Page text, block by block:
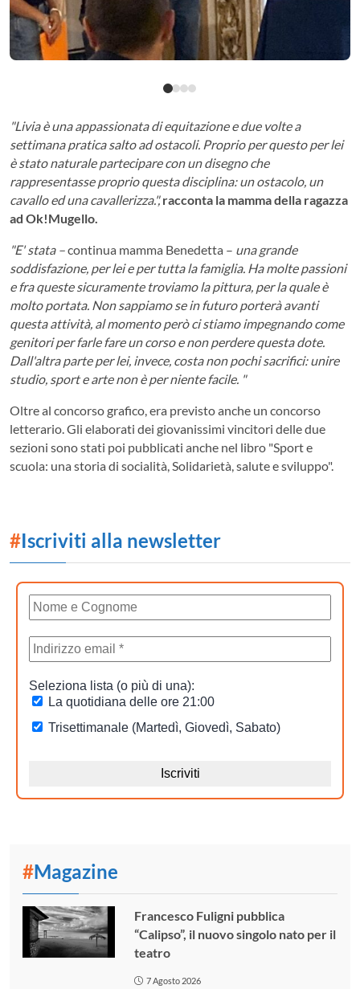
"Livia è una appassionata di equitazione e due volte a
settimana pratica salto ad ostacoli. Proprio per questo per lei
è stato naturale partecipare con un disegno che
rappresentasse proprio questa disciplina: un ostacolo, un
cavallo ed una cavallerizza.",racconta la mamma della ragazza
ad Ok!Mugello.
"E' stata –continua mamma Benedetta – una grande
soddisfazione, per lei e per tutta la famiglia. Ha molte passioni
e fra queste sicuramente troviamo la pittura, per la quale è
molto portata. Non sappiamo se in futuro porterà avanti
questa attività, al momento però ci stiamo impegnando come
genitori per farle fare un corso e non perdere questa dote.
Dall'altra parte per lei, invece, costa non pochi sacrifici: unire
studio, sport e arte non è per niente facile. "
Oltre al concorso grafico, era previsto anche un concorso
letterario. Gli elaborati dei giovanissimi vincitori delle due
sezioni sono stati poi pubblicati anche nel libro "Sport e
scuola: una storia di socialità, Solidarietà, salute e sviluppo".
#Iscriviti alla newsletter
#Magazine
Francesco Fuligni pubblica
“Calipso”, il nuovo singolo nato per il
teatro
7 Agosto 2026